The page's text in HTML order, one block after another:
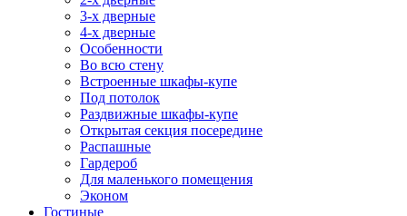
3-х дверные
4-х дверные
Особенности
Во всю стену
Встроенные шкафы-купе
Под потолок
Раздвижные шкафы-купе
Открытая секция посередине
Распашные
Гардероб
Для маленького помещения
Эконом
Гостиные